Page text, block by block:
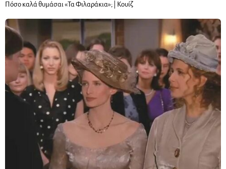
Πόσο καλά θυμάσαι «Τα Φιλαράκια»; | Κουίζ